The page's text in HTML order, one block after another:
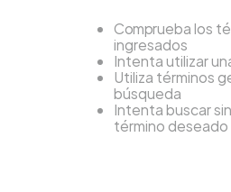
Comprueba los
ingresados
Intenta utilizar
Utiliza términos
búsqueda
Intenta buscar
término deseado